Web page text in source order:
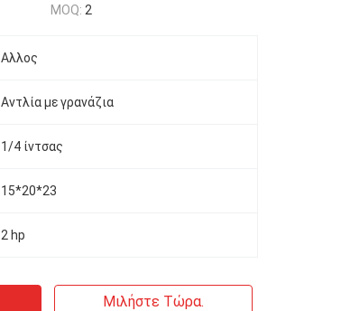
MOQ: 2
Αλλος
Αντλία με γρανάζια
1/4 ίντσας
15*20*23
2 hp
Μιλήστε Τώρα.